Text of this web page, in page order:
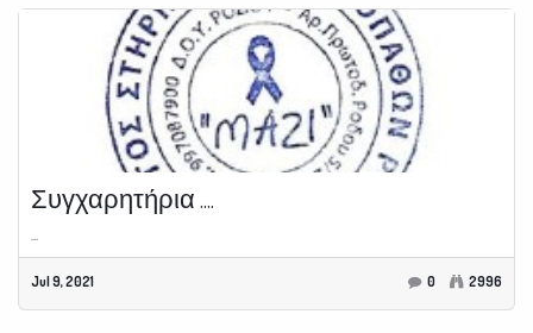
Συγχαρητήρια ....
Jul 9, 2021 0 2996